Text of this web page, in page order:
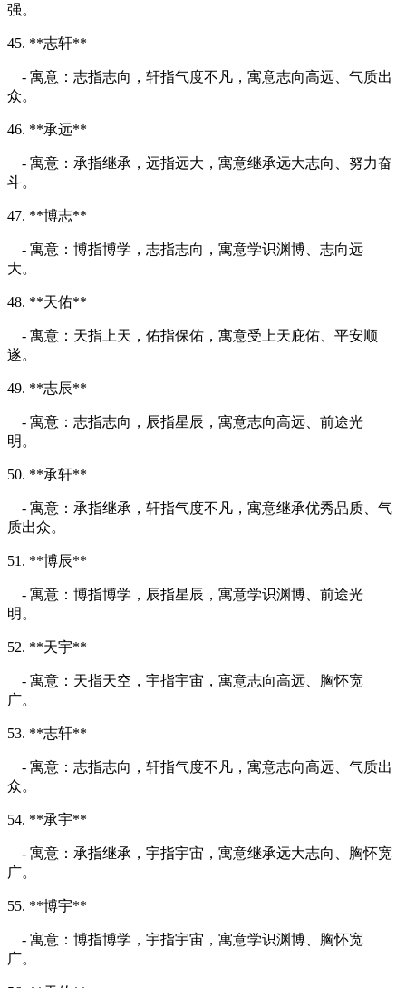
强。
45. **志轩**
- 寓意：志指志向，轩指气度不凡，寓意志向高远、气质出
众。
46. **承远**
- 寓意：承指继承，远指远大，寓意继承远大志向、努力奋
斗。
47. **博志**
- 寓意：博指博学，志指志向，寓意学识渊博、志向远
大。
48. **天佑**
- 寓意：天指上天，佑指保佑，寓意受上天庇佑、平安顺
遂。
49. **志辰**
- 寓意：志指志向，辰指星辰，寓意志向高远、前途光
明。
50. **承轩**
- 寓意：承指继承，轩指气度不凡，寓意继承优秀品质、气
质出众。
51. **博辰**
- 寓意：博指博学，辰指星辰，寓意学识渊博、前途光
明。
52. **天宇**
- 寓意：天指天空，宇指宇宙，寓意志向高远、胸怀宽
广。
53. **志轩**
- 寓意：志指志向，轩指气度不凡，寓意志向高远、气质出
众。
54. **承宇**
- 寓意：承指继承，宇指宇宙，寓意继承远大志向、胸怀宽
广。
55. **博宇**
- 寓意：博指博学，宇指宇宙，寓意学识渊博、胸怀宽
广。